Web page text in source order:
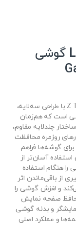
کاور مدل LuxTrifold-SlimB گوشی
قاب مخصوص گوشی سامسونگ گلکسی Z Trifold با طراحی سه‌لایه،
است که هم‌زمان
چندلایه مقاوم،
روزمره محافظت
گوشه‌ها فراهم
آسان‌تر از
را هنگام استفاده
از باقی‌ماندن اثر
و لغزش گوشی را
صفحه نمایش
و بدنه گوشی
و عملکرد اصلی